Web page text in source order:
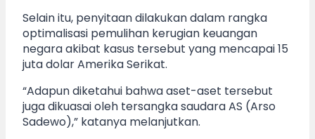
Selain itu, penyitaan dilakukan dalam rangka
optimalisasi pemulihan kerugian keuangan
negara akibat kasus tersebut yang mencapai 15
juta dolar Amerika Serikat.
“Adapun diketahui bahwa aset-aset tersebut
juga dikuasai oleh tersangka saudara AS (Arso
Sadewo),” katanya melanjutkan.